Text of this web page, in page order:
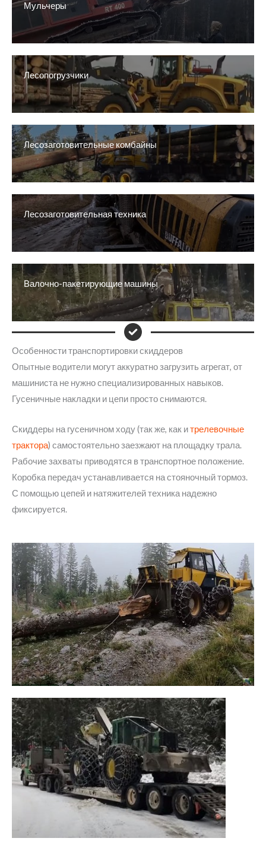
Мульчеры
Лесопогрузчики
Лесозаготовительные комбайны
Лесозаготовительная техника
Валочно-пакетирующие машины
Особенности транспортировки скиддеров
Опытные водители могут аккуратно загрузить агрегат, от
машиниста не нужно специализированных навыков.
Гусеничные накладки и цепи просто снимаются.
Скиддеры на гусеничном ходу (так же, как итрелевочные
трактора) самостоятельно заезжают на площадку трала.
Рабочие захваты приводятся в транспортное положение.
Коробка передач устанавливается на стояночный тормоз.
С помощью цепей и натяжителей техника надежно
фиксируется.